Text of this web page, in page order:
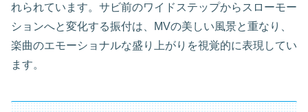
れられています。サビ前のワイドステップからスローモー
ションへと変化する振付は、MVの美しい風景と重なり、
楽曲のエモーショナルな盛り上がりを視覚的に表現してい
ます。